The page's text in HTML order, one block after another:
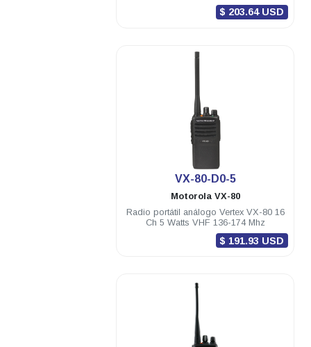
$ 203.64 USD
VX-80-D0-5
Motorola VX-80
Radio portátil análogo Vertex VX-80 16
Ch 5 Watts VHF 136-174 Mhz
$ 191.93 USD